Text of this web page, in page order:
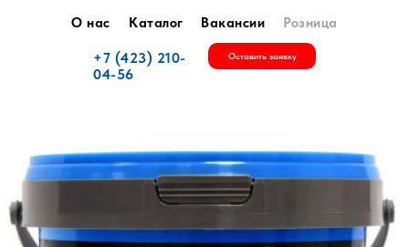
+7 (423) 210-
04-56
Оставить заявку
О нас Каталог Вакансии Розница